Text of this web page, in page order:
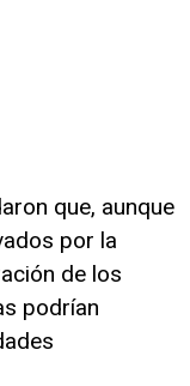
que, aunque
por la
de los
podrían